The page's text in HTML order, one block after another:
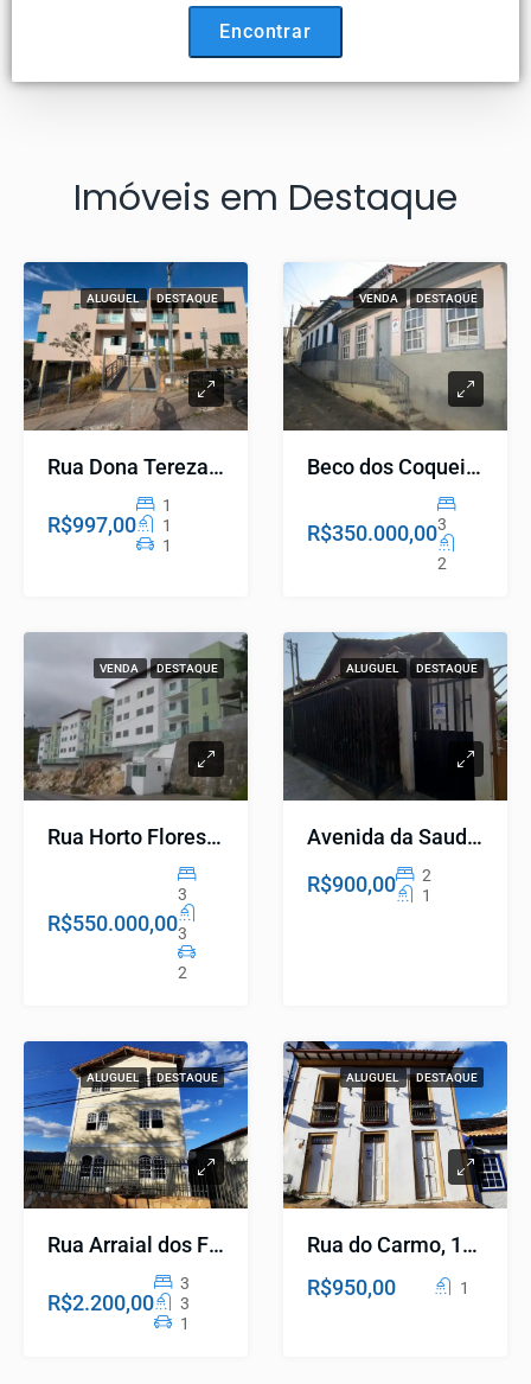
Encontrar
Imóveis em Destaque
ALUGUEL DESTAQUE
Rua Dona Tereza Cristina, 159 Ap.104 – Jardim Imperial
R$997,00
1
1
1
VENDA DESTAQUE
Beco dos Coqueiros, 36 Centro
R$350.000,003
2
VENDA DESTAQUE
Rua Horto Florestal, 211 Ap. 305 – Residencial Serra dos Cristais
R$550.000,00
3
3
2
ALUGUEL DESTAQUE
Avenida da Saudade, 215/A – Penaco
R$900,00
2
1
ALUGUEL DESTAQUE
Rua Arraial dos Forros, 230 Ap. 103 – Arraial dos Forros
R$2.200,00
3
3
1
ALUGUEL DESTAQUE
Rua do Carmo, 107 – Centro
R$950,00
1